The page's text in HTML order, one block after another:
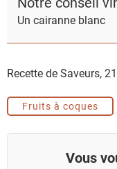
Un cairanne blanc
Recette de Saveurs,
Fruits à coques
Vous